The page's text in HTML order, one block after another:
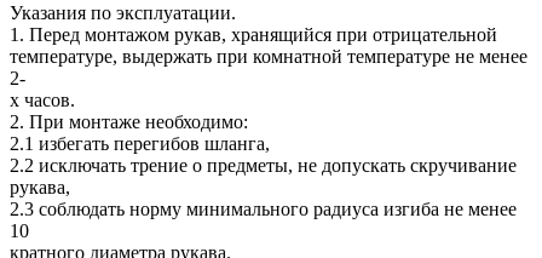
Указания по эксплуатации.
1. Перед монтажом рукав, хранящийся при отрицательной
температуре, выдержать при комнатной температуре не менее
2-
х часов.
2. При монтаже необходимо:
2.1 избегать перегибов шланга,
2.2 исключать трение о предметы, не допускать скручивание
рукава,
2.3 соблюдать норму минимального радиуса изгиба не менее
10
кратного диаметра рукава.